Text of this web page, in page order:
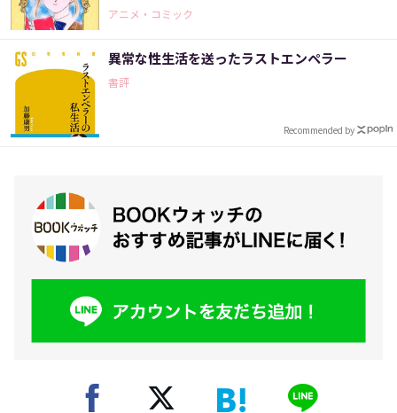
アニメ・コミック
異常な性生活を送ったラストエンペラー
書評
Recommended by